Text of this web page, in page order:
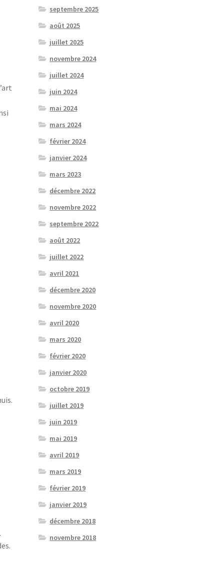
septembre 2025
août 2025
juillet 2025
novembre 2024
juillet 2024
juin 2024
mai 2024
mars 2024
février 2024
janvier 2024
mars 2023
décembre 2022
novembre 2022
septembre 2022
août 2022
juillet 2022
avril 2021
décembre 2020
novembre 2020
avril 2020
mars 2020
février 2020
janvier 2020
octobre 2019
juillet 2019
juin 2019
mai 2019
avril 2019
mars 2019
février 2019
janvier 2019
décembre 2018
novembre 2018